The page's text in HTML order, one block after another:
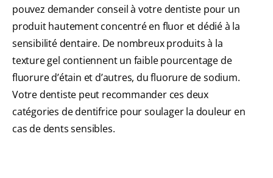
pouvez demander conseil à votre dentiste pour un
produit hautement concentré en fluor et dédié à la
sensibilité dentaire. De nombreux produits à la
texture gel contiennent un faible pourcentage de
fluorure d’étain et d’autres, du fluorure de sodium.
Votre dentiste peut recommander ces deux
catégories de dentifrice pour soulager la douleur en
cas de dents sensibles.